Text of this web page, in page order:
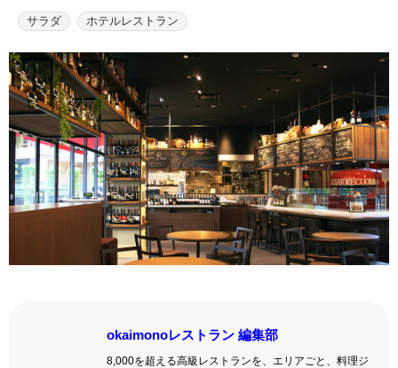
サラダ ホテルレストラン
okaimonoレストラン 編集部
8,000を超える高級レストランを、エリアごと、料理ジ